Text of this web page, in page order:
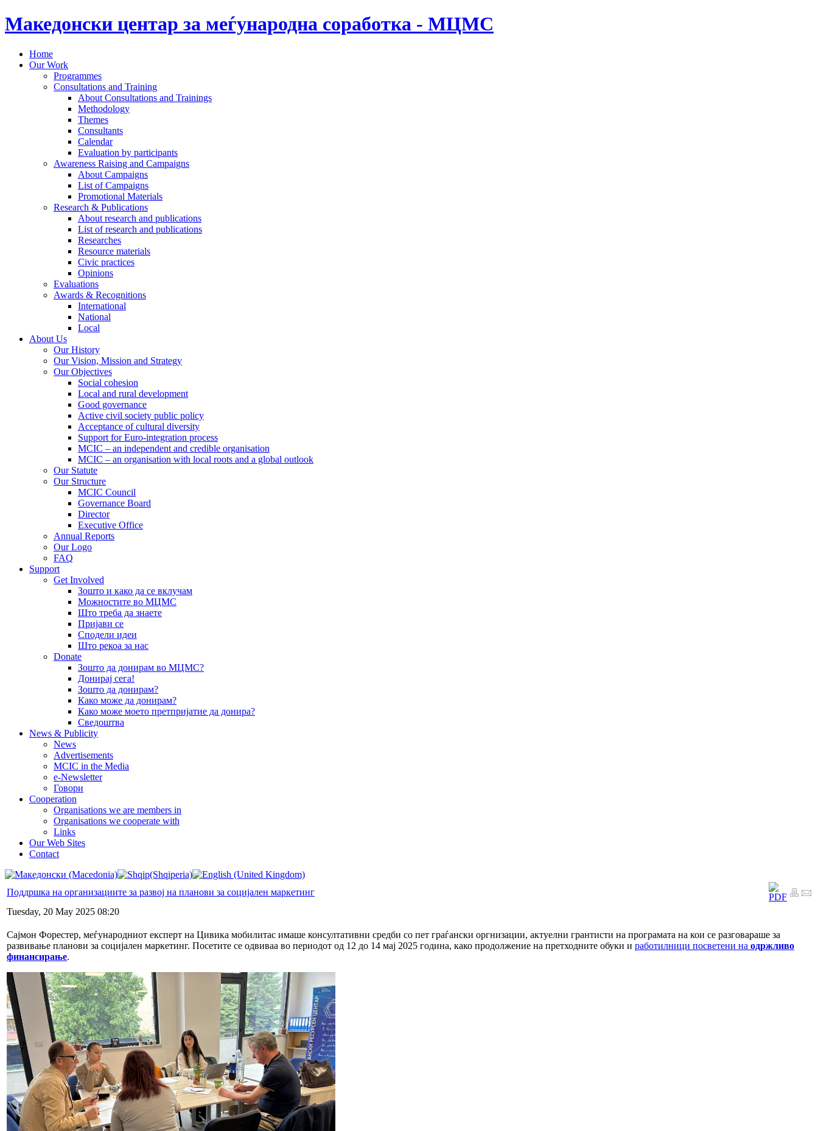
Македонски центар за меѓународна соработка - МЦМС
Home
Our Work
Programmes
Consultations and Training
About Consultations and Trainings
Methodology
Themes
Consultants
Calendar
Evaluation by participants
Awareness Raising and Campaigns
About Campaigns
List of Campaigns
Promotional Materials
Research & Publications
About research and publications
List of research and publications
Researches
Resource materials
Civic practices
Opinions
Evaluations
Awards & Recognitions
International
National
Local
About Us
Our History
Our Vision, Mission and Strategy
Our Objectives
Social cohesion
Local and rural development
Good governance
Active civil society public policy
Acceptance of cultural diversity
Support for Euro-integration process
MCIC – an independent and credible organisation
MCIC – an organisation with local roots and a global outlook
Our Statute
Our Structure
MCIC Council
Governance Board
Director
Executive Office
Annual Reports
Our Logo
FAQ
Support
Get Involved
Зошто и како да се вклучам
Можностите во МЦМС
Што треба да знаете
Пријави се
Сподели идеи
Што рекоа за нас
Donate
Зошто да донирам во МЦМС?
Донирај сега!
Зошто да донирам?
Како може да донирам?
Како може моето претпријатие да донира?
Сведоштва
News & Publicity
News
Advertisements
MCIC in the Media
e-Newsletter
Говори
Cooperation
Organisations we are members in
Organisations we cooperate with
Links
Our Web Sites
Contact
Поддршка на организациите за развој на планови за социјален маркетинг
Tuesday, 20 May 2025 08:20
Сајмон Форестер, меѓународниот експерт на Цивика мобилитас имаше консултативни средби со пет граѓански оргнизации, актуелни грантисти на програмата на кои се разговараше за
развивање планови за социјален маркетинг. Посетите се одвиваа во периодот од 12 до 14 мај 2025 година, како продолжение на претходните обуки и работилници посветени на одржливо
финансирање.